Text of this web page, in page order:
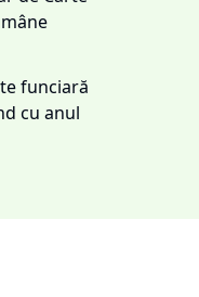
funciară
cu anul